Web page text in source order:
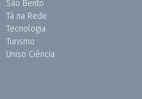
São Bento
Tá na Rede
Tecnologia
Turismo
Uniso Ciência